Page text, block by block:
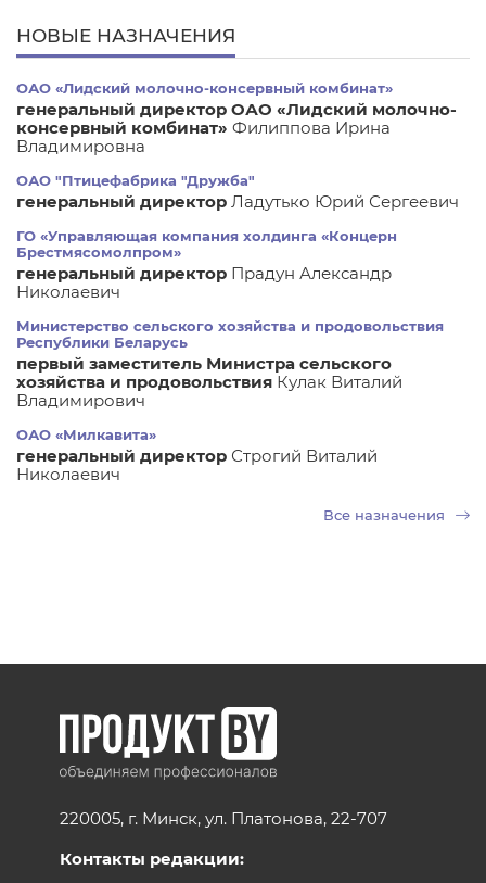
НОВЫЕ НАЗНАЧЕНИЯ
ОАО «Лидский молочно-консервный комбинат»
генеральный директор ОАО «Лидский молочно-
консервный комбинат» Филиппова Ирина
Владимировна
ОАО "Птицефабрика "Дружба"
генеральный директор Ладутько Юрий Сергеевич
ГО «Управляющая компания холдинга «Концерн
Брестмясомолпром»
генеральный директор Прадун Александр
Николаевич
Министерство сельского хозяйства и продовольствия
Республики Беларусь
первый заместитель Министра сельского
хозяйства и продовольствия Кулак Виталий
Владимирович
ОАО «Милкавита»
генеральный директор Строгий Виталий
Николаевич
Все назначения
220005, г. Минск, ул. Платонова, 22-707
Контакты редакции: